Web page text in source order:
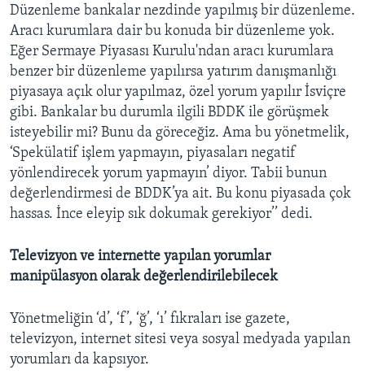
Düzenleme bankalar nezdinde yapılmış bir düzenleme.
Aracı kurumlara dair bu konuda bir düzenleme yok.
Eğer Sermaye Piyasası Kurulu'ndan aracı kurumlara
benzer bir düzenleme yapılırsa yatırım danışmanlığı
piyasaya açık olur yapılmaz, özel yorum yapılır İsviçre
gibi. Bankalar bu durumla ilgili BDDK ile görüşmek
isteyebilir mi? Bunu da göreceğiz. Ama bu yönetmelik,
‘Spekülatif işlem yapmayın, piyasaları negatif
yönlendirecek yorum yapmayın’ diyor. Tabii bunun
değerlendirmesi de BDDK’ya ait. Bu konu piyasada çok
hassas. İnce eleyip sık dokumak gerekiyor’’ dedi.
Televizyon ve internette yapılan yorumlar
manipülasyon olarak değerlendirilebilecek
Yönetmeliğin ‘d’, ‘f’, ‘ğ’, ‘ı’ fıkraları ise gazete,
televizyon, internet sitesi veya sosyal medyada yapılan
yorumları da kapsıyor.